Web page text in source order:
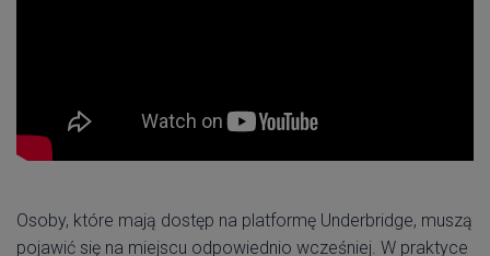
Osoby, które mają dostęp na platformę Underbridge, muszą
pojawić się na miejscu odpowiednio wcześniej. W praktyce